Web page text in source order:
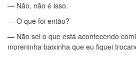
— Não, não é isso.
— O que foi então?
— Não sei o que está acontecendo
moreninha baixinha que eu fiquei